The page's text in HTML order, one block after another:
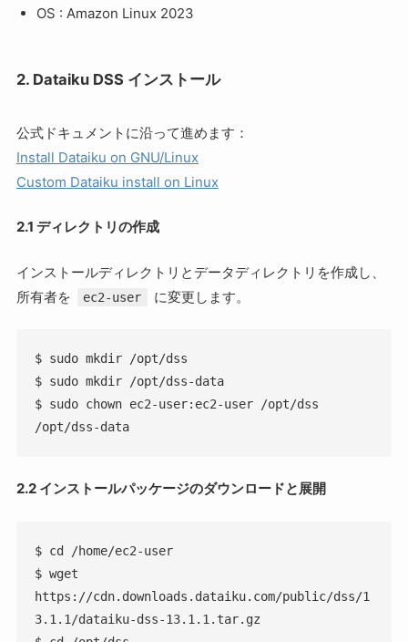
OS : Amazon Linux 2023
2. Dataiku DSS インストール
公式ドキュメントに沿って進めます：
Install Dataiku on GNU/Linux
Custom Dataiku install on Linux
2.1 ディレクトリの作成
インストールディレクトリとデータディレクトリを作成し、
所有者を
ec2-user に変更します。
$ sudo mkdir /opt/dss
$ sudo mkdir /opt/dss-data
$ sudo chown ec2-user:ec2-user /opt/dss
/opt/dss-data
2.2 インストールパッケージのダウンロードと展開
$ cd /home/ec2-user
$ wget
https://cdn.downloads.dataiku.com/public/dss/1
3.1.1/dataiku-dss-13.1.1.tar.gz